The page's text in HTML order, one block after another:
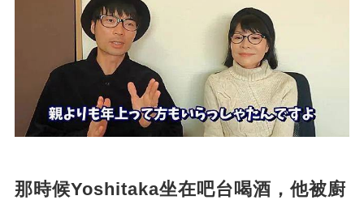
那時候Yoshitaka坐在吧台喝酒，他被廚